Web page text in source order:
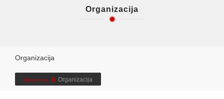
Organizacija
Organizacija
Naslovnica Organizacija